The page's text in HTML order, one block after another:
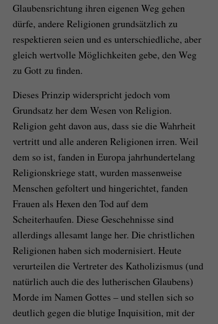
Glaubensrichtung ihren eigenen Weg gehen
dürfe, andere Religionen grundsätzlich zu
respektieren seien und es unterschiedliche, aber
gleich wertvolle Möglichkeiten gebe, den Weg
zu Gott zu finden.
Dieses Prinzip widerspricht jedoch vom
Grundsatz her dem Wesen von Religion.
Religion geht davon aus, dass sie die Wahrheit
vertritt und alle anderen Religionen irren. Weil
dem so ist, fanden in Europa jahrhundertelang
Religionskriege statt, wurden massenweise
Menschen gefoltert und hingerichtet, fanden
Frauen als Hexen den Tod auf dem
Scheiterhaufen. Diese Geschehnisse sind
allerdings allesamt lange her. Die christlichen
Religionen haben sich modernisiert. Heute
verurteilen die Vertreter des Katholizismus (und
natürlich auch die des lutherischen Glaubens)
Morde im Namen Gottes – und stellen sich so
deutlich gegen die blutige Inquisition, mit der